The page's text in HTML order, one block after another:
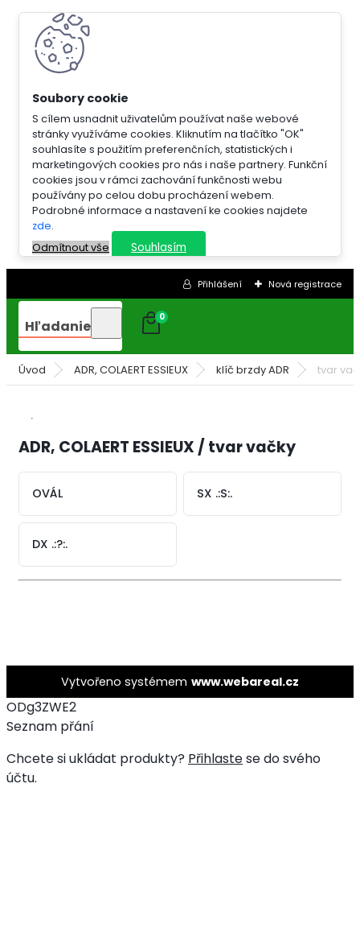
S cílem usnadnit uživatelům používat naše webové
stránky využíváme cookies. Kliknutím na tlačítko "OK"
souhlasíte s použitím preferenčních, statistických i
marketingových cookies pro nás i naše partnery. Funkční
cookies jsou v rámci zachování funkčnosti webu
používány po celou dobu procházení webem.
Podrobné informace a nastavení ke cookies najdete
zde.
Odmítnout vše
Souhlasím
Přihlášení Nová registrace
Hľadanie 0
Úvod ADR, COLAERT ESSIEUX klíč brzdy ADR tvar
ADR, COLAERT ESSIEUX / tvar vačky
OVÁL SX .:S:.
DX .:?:.
Vytvořeno systémem www.webareal.cz
ODg3ZWE2
Seznam přání
Chcete si ukládat produkty? Přihlastese do svého
účtu.